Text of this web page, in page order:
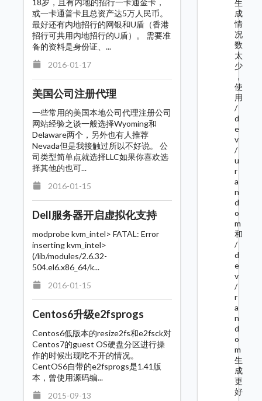
或一卡通普卡且总资产达5万人民币。
最好还有内地招行的网银和U盾（香港
招行可共用内地招行的U盾）。 需要准
备的资料是身份证、...
2016-01-17
美国公司注册代理
一些常用的美国本地公司代理注册公司
网站经验之谈一般选择Wyoming和
Delaware两个，另外也有人推荐
Nevada但是我接触过所以不好说。 公
司类型简单点就选择LLC如果你喜欢选
择其他的也可...
2016-01-15
Dell服务器开启虚拟化支持
modprobe kvm_intel> FATAL: Error
inserting kvm_intel>
(/lib/modules/2.6.32-
504.el6.x86_64/k...
2016-01-15
Centos6升级e2fsprogs
Centos6低版本的resize2fs和e2fsck对
Centos7的guest OS硬盘分区进行操
作的时候出现吃不开的情况。
CentOS6自带的e2fsprogs是1.41版
本，曾使用源码编...
2015-09-13
生
成
情
况
数
太
少
，
使
用
/
d
e
v
/
u
r
a
n
d
o
m
和
/
d
e
v
/
r
a
n
d
o
m
生
成
更
好